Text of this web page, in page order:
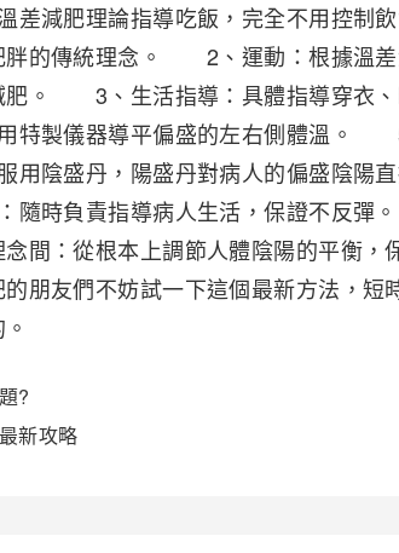
減肥理論指導吃飯，完全不用控制飲
胖的傳統理念。 2、運動：根據溫
肥。 3、生活指導：具體指導穿衣
製儀器導平偏盛的左右側體溫。
陰盛丹，陽盛丹對病人的偏盛陰陽
時負責指導病人生活，保證不反
間：從根本上調節人體陰陽的平衡，
朋友們不妨試一下這個最新方法，短
?
新攻略